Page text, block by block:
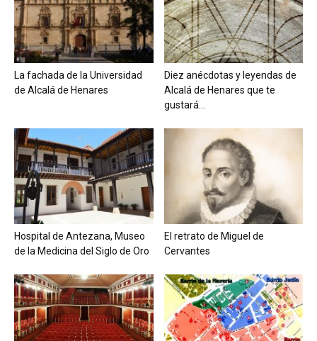
La fachada de la Universidad
de Alcalá de Henares
Diez anécdotas y leyendas de
Alcalá de Henares que te
gustará...
Hospital de Antezana, Museo
de la Medicina del Siglo de Oro
El retrato de Miguel de
Cervantes